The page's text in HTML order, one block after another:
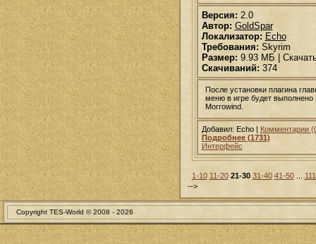
Версия: 2.0
Автор: GoldSpar
Локализатор: Echo
Требования: Skyrim
Размер: 9.93 МБ |
Скачиваний: 374
После установки плагина
меню в игре будет выполнено
Morrowind.
Добавил: Echo | Комментарии
Подробнее (1731)
Интерфейс
1-10 11-20 21-30 31-40 41-50
-->
Copyright TES-World © 2008 - 2026